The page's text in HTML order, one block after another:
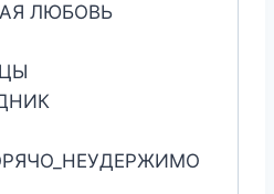
ЛЮБОВЬ